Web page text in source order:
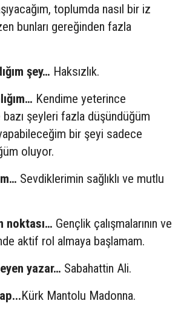
toplumda nasıl bir iz
bunları gereğinden fazla
şey… Haksızlık.
Kendime yeterince
şeyleri fazla düşündüğüm
bir şeyi sadece
oluyor.
Sevdiklerimin sağlıklı ve mutlu
noktası… Gençlik çalışmalarının ve
aktif rol almaya başlamam.
yazar… Sabahattin Ali.
Kürk Mantolu Madonna.